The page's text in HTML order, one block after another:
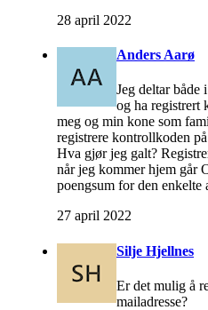
28 april 2022
Anders Aarø
Jeg deltar både
og ha registrert
meg og min kone som
registrere kontrollkoden
Hva gjør jeg galt?
når jeg kommer hjem går
poengsum for den enkelte
27 april 2022
Silje Hjellnes
Er det mulig å
mailadresse?